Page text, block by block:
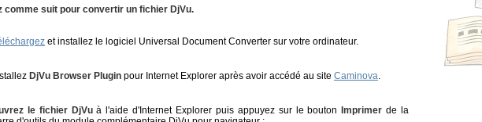
comme suit pour convertir un fichier DjVu.
et installez le logiciel Universal Document Converter sur votre ordinateur.
DjVu Browser Plugin pour Internet Explorer après avoir accédé au site Caminova.
le fichier DjVuà l'aide d'Internet Explorer puis appuyez sur le bouton Imprimer de la